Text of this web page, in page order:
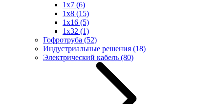
1x7 (6)
1x8 (15)
1x16 (5)
1x32 (1)
Гофротруба (52)
Индустриальные решения (18)
Электрический кабель (80)